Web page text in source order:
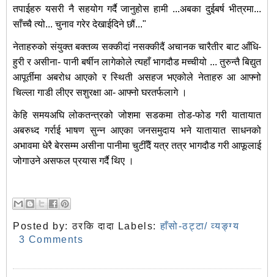
तपाईहरु यसरी नै सहयोग गर्दै जानुहोस हामी ...अबका दुईबर्ष भीत्रमा...
साँच्चै त्यो... चुनाव गरेर देखाईदिने छौं..."
नेताहरुको संयुक्त बक्तव्य सक्कीदां नसक्कीदैं अचानक चारैतीर बाट आँधि-
हुरी र असीना- पानी बर्षीन लागेकोले त्यहाँ भागदौड मच्चीयो ... तुरुन्तै बिद्युत
आपूर्तीमा अबरोध आएको र स्थिती असहज भएकोले नेताहरु आ आफ्नो
चिल्ला गाडी लीएर सशुरक्षा आ- आफ्नो घरतर्फलागे ।
केहि समयअघि लोकतन्त्रको जोशमा सडकमा तोड-फोड गरी यातायात
अबरुध्द गर्राई भाषण सुन्न आएका जनसमुदाय भने यातायात साधनको
अभावमा धेरै बेरसम्म असीना पानीमा चुटीँदैं यत्र तत्र भागदौड गरी आफूलाई
जोगाउने असफल प्रयास गर्दै थिए ।
Posted by:ठरकि दादा Labels:हाँसो-ठट्टा/ व्यङ्ग्य
3 Comments